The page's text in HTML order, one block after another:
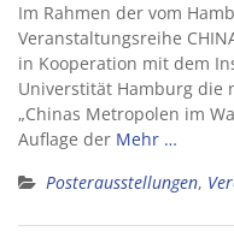
Im Rahmen der vom
Veranstaltungsreihe
in Kooperation mit dem
Universtität Hamburg die
„Chinas Metropolen im
Auflage der Mehr …
Posterausstellungen,